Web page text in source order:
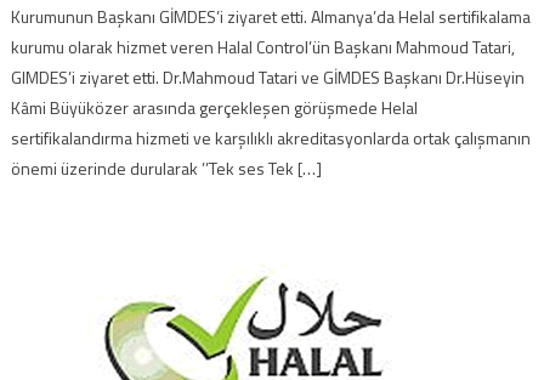
Kurumunun Başkanı GİMDES’i ziyaret etti. Almanya’da Helal sertifikalama
kurumu olarak hizmet veren Halal Control’ün Başkanı Mahmoud Tatari,
GIMDES’i ziyaret etti. Dr.Mahmoud Tatari ve GİMDES Başkanı Dr.Hüseyin
Kâmi Büyüközer arasında gerçekleşen görüşmede Helal
sertifikalandırma hizmeti ve karşılıklı akreditasyonlarda ortak çalışmanın
önemi üzerinde durularak ’’Tek ses Tek […]